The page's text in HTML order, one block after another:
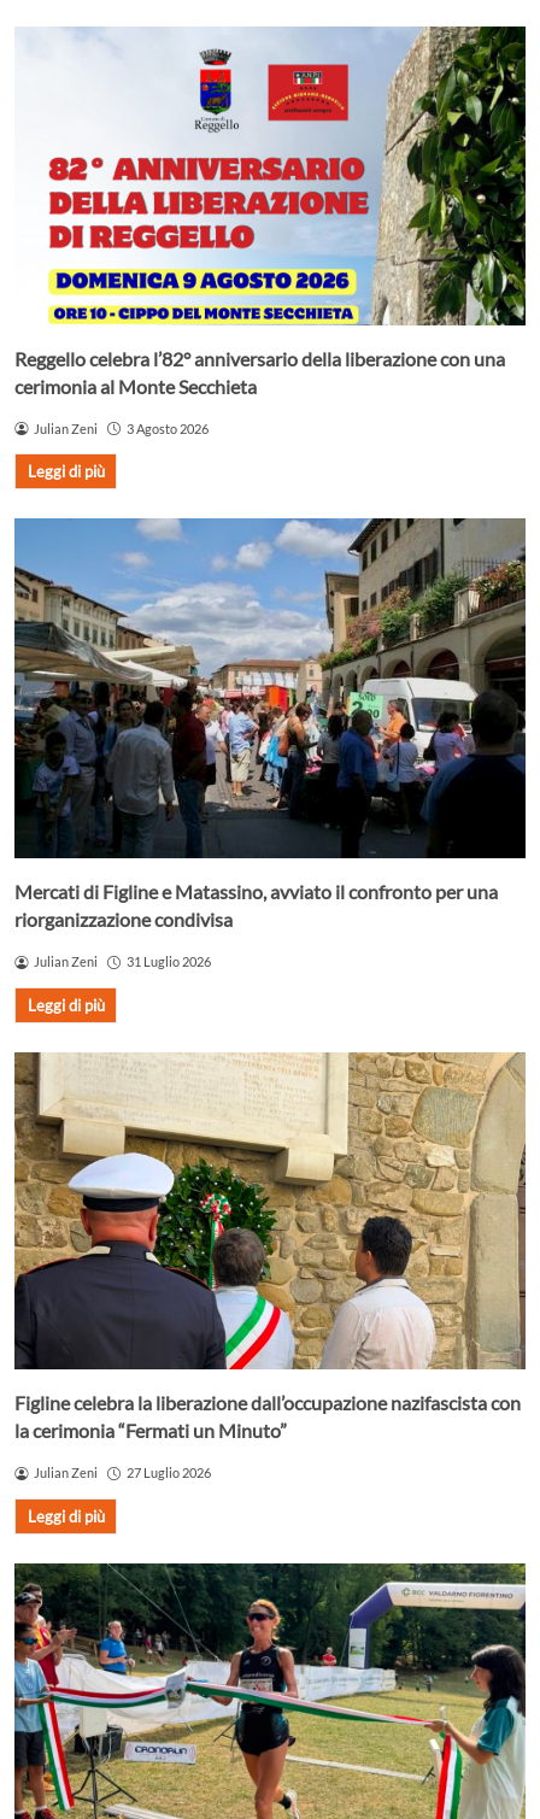
Reggello celebra l’82° anniversario della liberazione con una
cerimonia al Monte Secchieta
Julian Zeni 3 Agosto 2026
Leggi di più
Mercati di Figline e Matassino, avviato il confronto per una
riorganizzazione condivisa
Julian Zeni 31 Luglio 2026
Leggi di più
Figline celebra la liberazione dall’occupazione nazifascista con
la cerimonia “Fermati un Minuto”
Julian Zeni 27 Luglio 2026
Leggi di più